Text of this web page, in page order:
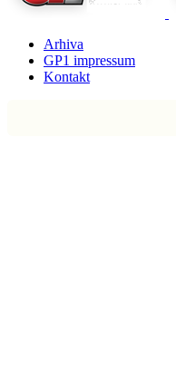
Arhiva
GP1 impressum
Kontakt